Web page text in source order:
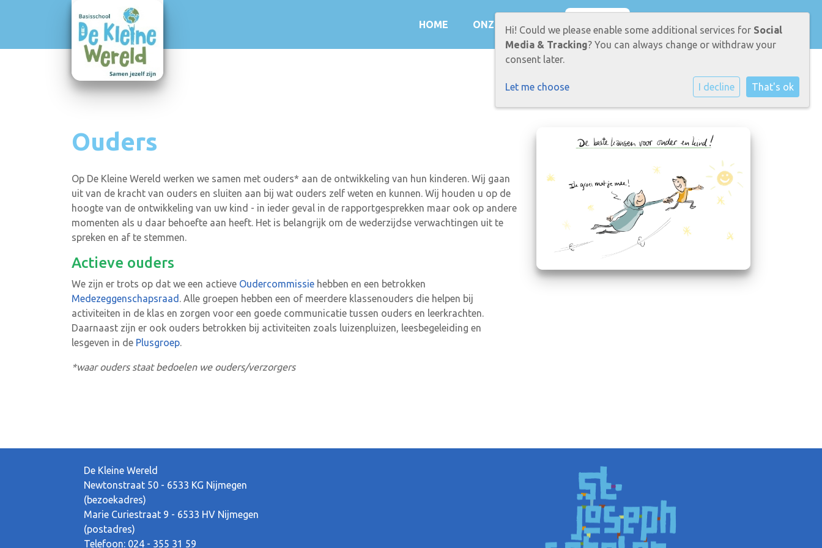
HOME ONZE SCHOOL OUDERS KINDEREN
Ouders
Op De Kleine Wereld werken we samen met ouders* aan de ontwikkeling van hun kinderen. Wij gaan
uit van de kracht van ouders en sluiten aan bij wat ouders zelf weten en kunnen. Wij houden u op de
hoogte van de ontwikkeling van uw kind - in ieder geval in de rapportgesprekken maar ook op andere
momenten als u daar behoefte aan heeft. Het is belangrijk om de wederzijdse verwachtingen uit te
spreken en af te stemmen.
Actieve ouders
We zijn er trots op dat we een actieve Oudercommissie hebben en een betrokken
Medezeggenschapsraad . Alle groepen hebben een of meerdere klassenouders die helpen bij
activiteiten in de klas en zorgen voor een goede communicatie tussen ouders en leerkrachten.
Daarnaast zijn er ook ouders betrokken bij activiteiten zoals luizenpluizen, leesbegeleiding en
lesgeven in de Plusgroep.
*waar ouders staat bedoelen we ouders/verzorgers
De Kleine Wereld
Newtonstraat 50 - 6533 KG Nijmegen
(bezoekadres)
Marie Curiestraat 9 - 6533 HV Nijmegen
(postadres)
Telefoon: 024 - 355 31 59
Hi! Could we please enable some additional services for Social
Media & Tracking? You can always change or withdraw your
consent later.
Let me choose I decline That's ok